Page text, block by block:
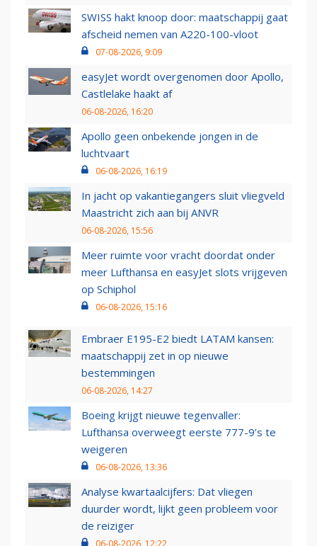
SWISS hakt knoop door: maatschappij gaat
afscheid nemen van A220-100-vloot
07-08-2026, 9:09
easyJet wordt overgenomen door Apollo,
Castlelake haakt af
06-08-2026, 16:20
Apollo geen onbekende jongen in de
luchtvaart
06-08-2026, 16:19
In jacht op vakantiegangers sluit vliegveld
Maastricht zich aan bij ANVR
06-08-2026, 15:56
Meer ruimte voor vracht doordat onder
meer Lufthansa en easyJet slots vrijgeven
op Schiphol
06-08-2026, 15:16
Embraer E195-E2 biedt LATAM kansen:
maatschappij zet in op nieuwe
bestemmingen
06-08-2026, 14:27
Boeing krijgt nieuwe tegenvaller:
Lufthansa overweegt eerste 777-9’s te
weigeren
06-08-2026, 13:36
Analyse kwartaalcijfers: Dat vliegen
duurder wordt, lijkt geen probleem voor
de reiziger
06-08-2026, 12:22